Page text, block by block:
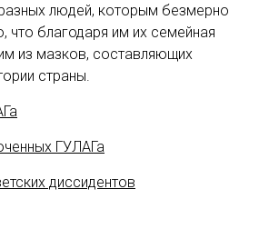
людей, которым безмерно
что благодаря им их семейная
из мазков, составляющих
страны.
ГУЛАГа
диссидентов